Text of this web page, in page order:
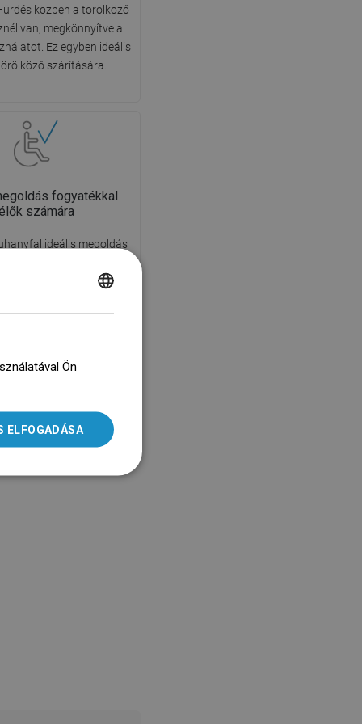
közben a törölköző
van, megkönnyítve a
Ez egyben ideális
szárítására.
fogyatékkal
számára
ideális megoldás
hozzáférést biztosít,
szükségességét. A
LITHUANIAN
Ön
ELFOGADÁSA